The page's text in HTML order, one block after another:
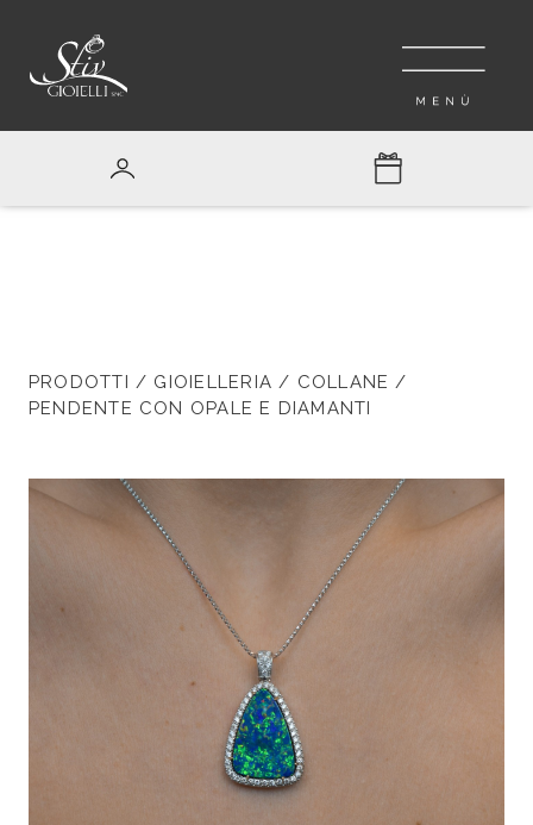
PRODOTTI / GIOIELLERIA / COLLANE /
PENDENTE CON OPALE E DIAMANTI